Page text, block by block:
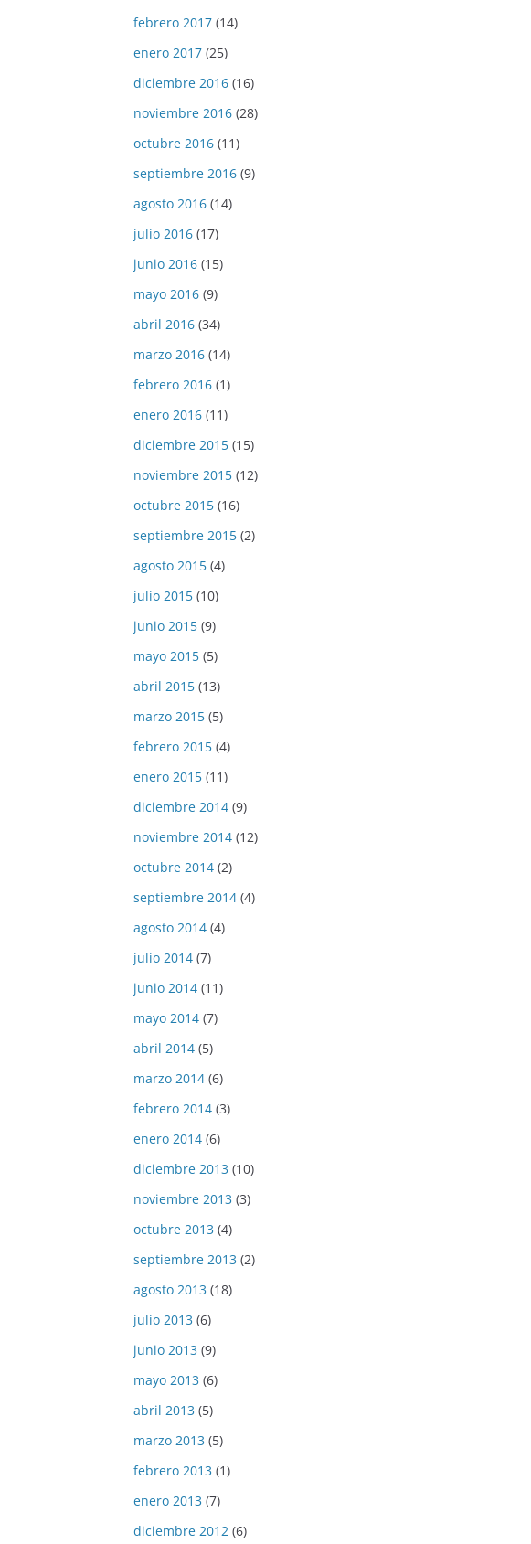
febrero 2017 (14)
enero 2017 (25)
diciembre 2016 (16)
noviembre 2016 (28)
octubre 2016 (11)
septiembre 2016 (9)
agosto 2016 (14)
julio 2016 (17)
junio 2016 (15)
mayo 2016 (9)
abril 2016 (34)
marzo 2016 (14)
febrero 2016 (1)
enero 2016 (11)
diciembre 2015 (15)
noviembre 2015 (12)
octubre 2015 (16)
septiembre 2015 (2)
agosto 2015 (4)
julio 2015 (10)
junio 2015 (9)
mayo 2015 (5)
abril 2015 (13)
marzo 2015 (5)
febrero 2015 (4)
enero 2015 (11)
diciembre 2014 (9)
noviembre 2014 (12)
octubre 2014 (2)
septiembre 2014 (4)
agosto 2014 (4)
julio 2014 (7)
junio 2014 (11)
mayo 2014 (7)
abril 2014 (5)
marzo 2014 (6)
febrero 2014 (3)
enero 2014 (6)
diciembre 2013 (10)
noviembre 2013 (3)
octubre 2013 (4)
septiembre 2013 (2)
agosto 2013 (18)
julio 2013 (6)
junio 2013 (9)
mayo 2013 (6)
abril 2013 (5)
marzo 2013 (5)
febrero 2013 (1)
enero 2013 (7)
diciembre 2012 (6)